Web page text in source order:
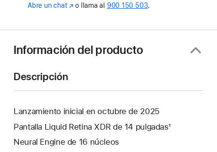
Abre un chat(Se
ventana
nueva)
o llama al 900 150 503.
Información del producto
Descripción
Lanzamiento inicial en octubre de 2025
Pantalla Liquid Retina XDR de 14 pulgadas¹
Neural Engine de 16 núcleos